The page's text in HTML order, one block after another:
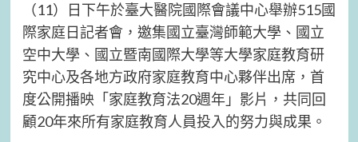
（11）日下午於臺大醫院國際會議中心舉辦515國
際家庭日記者會，邀集國立臺灣師範大學、國立
空中大學、國立暨南國際大學等大學家庭教育研
究中心及各地方政府家庭教育中心夥伴出席，首
度公開播映「家庭教育法20週年」影片，共同回
顧20年來所有家庭教育人員投入的努力與成果。